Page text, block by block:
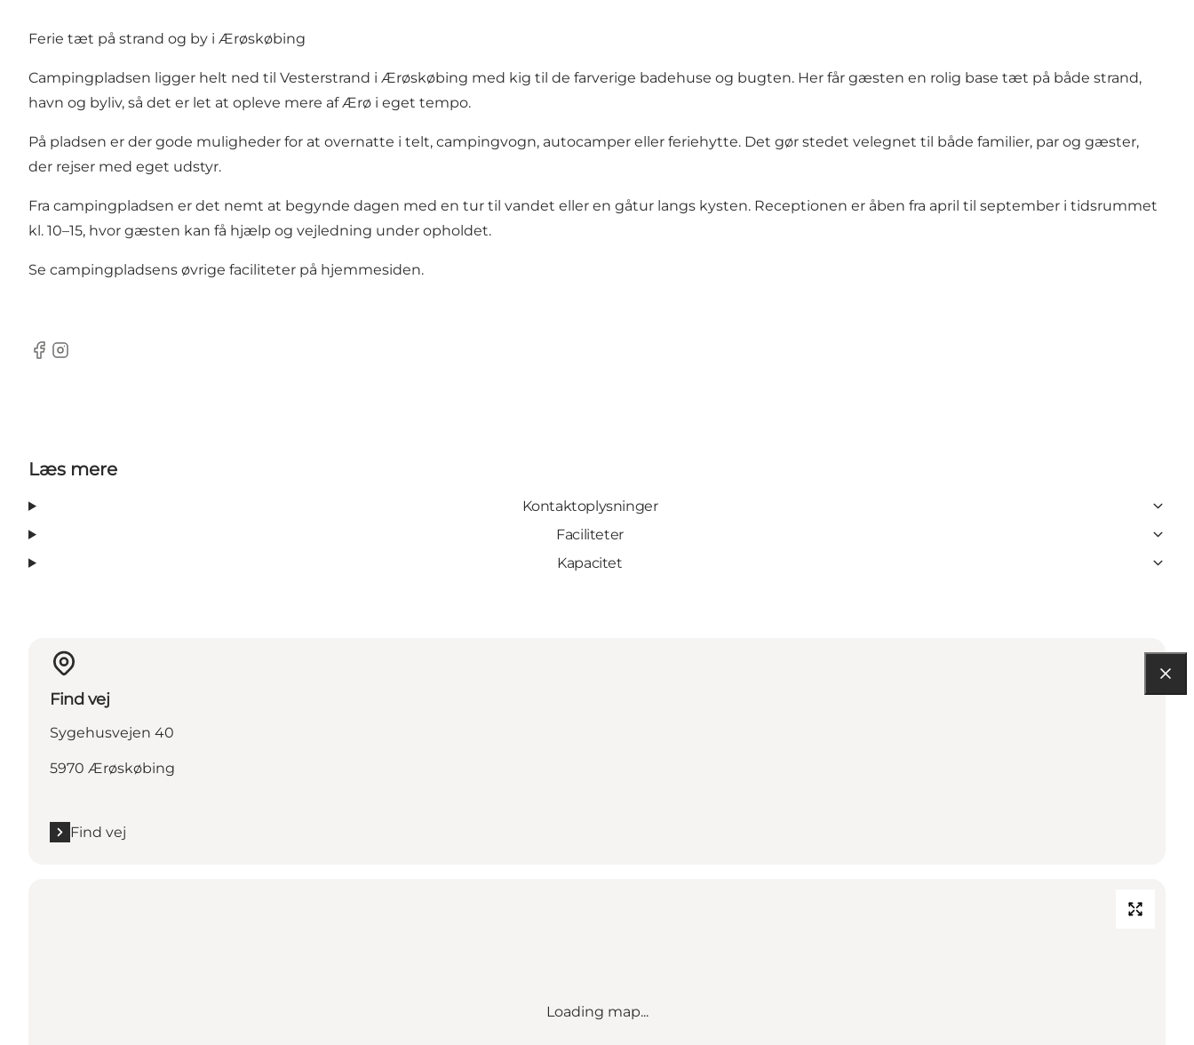
Ferie tæt på strand og by i Ærøskøbing
Campingpladsen ligger helt ned til Vesterstrand i Ærøskøbing med kig til de farverige badehuse og bugten. Her får gæsten en rolig base tæt på både strand,
havn og byliv, så det er let at opleve mere af Ærø i eget tempo.
På pladsen er der gode muligheder for at overnatte i telt, campingvogn, autocamper eller feriehytte. Det gør stedet velegnet til både familier, par og gæster,
der rejser med eget udstyr.
Fra campingpladsen er det nemt at begynde dagen med en tur til vandet eller en gåtur langs kysten. Receptionen er åben fra april til september i tidsrummet
kl. 10–15, hvor gæsten kan få hjælp og vejledning under opholdet.
Se campingpladsens øvrige faciliteter på hjemmesiden.
Facebook
Instagram
Læs mere
Kontaktoplysninger
Faciliteter
Kapacitet
Find vej
Sygehusvejen 40
5970 Ærøskøbing
Find vej
Loading map...